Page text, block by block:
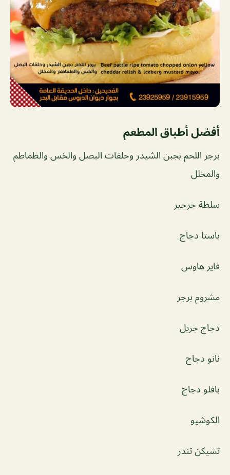
أفضل أطباق المطعم
برجر اللحم بجبن الشيدر وحلقات البصل والخس والطماطم
والمخلل
سلطة جرجير
باستا دجاج
فاير هاوس
مشروم برجر
دجاج جريل
نانو دجاج
بافلو دجاج
الكوشيو
تشيكن تندر